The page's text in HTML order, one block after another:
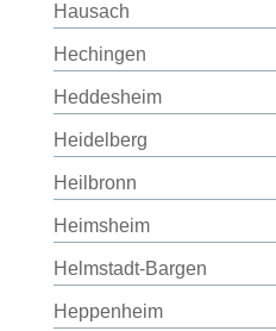
Hausach
Hechingen
Heddesheim
Heidelberg
Heilbronn
Heimsheim
Helmstadt-Bargen
Heppenheim